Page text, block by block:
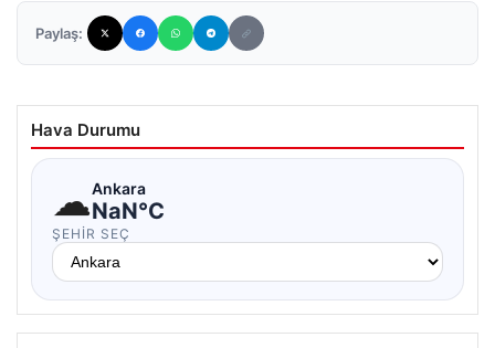
Paylaş:
Hava Durumu
☁Ankara
NaN°C
ŞEHIR SEÇ